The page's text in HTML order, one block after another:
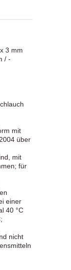
3 mm
/ -
mit
über
mit
für
einer
40 °C
nicht